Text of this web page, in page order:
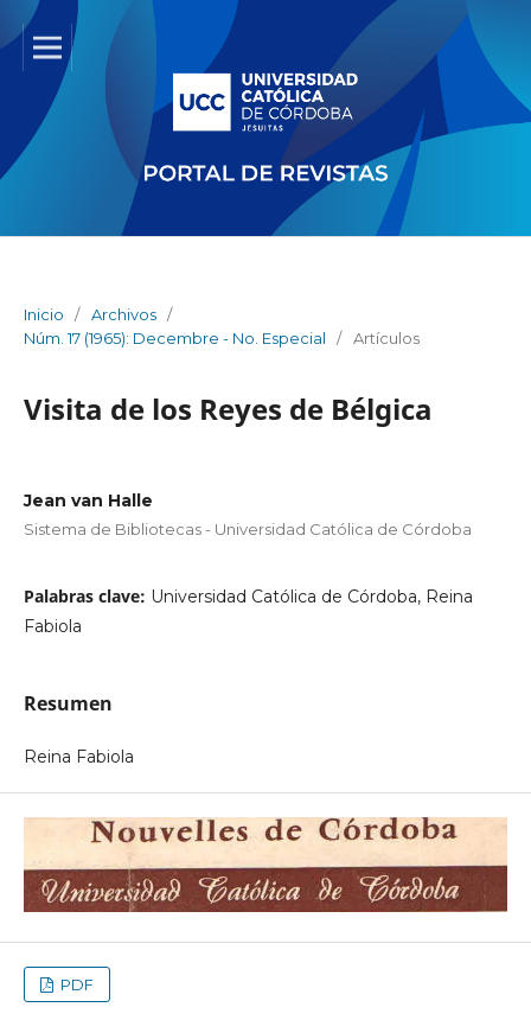
Inicio / Archivos /
Núm. 17 (1965): Decembre - No. Especial
/ Artículos
Visita de los Reyes de Bélgica
Jean van Halle
Sistema de Bibliotecas - Universidad Católica de Córdoba
Palabras clave: Universidad Católica de Córdoba, Reina
Fabiola
Resumen
Reina Fabiola
PDF